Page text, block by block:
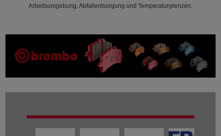
Arbeitsumgebung, Abfallentsorgung und Temperaturgrenzen.